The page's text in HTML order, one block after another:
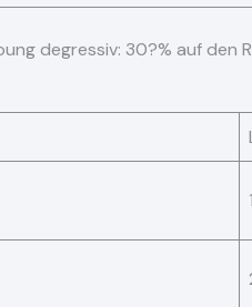
degressiv: 30?% auf den